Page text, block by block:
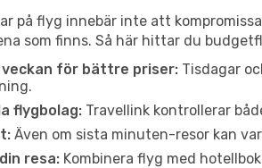
på flyg innebär inte att
som finns. Så här hittar du
veckan för bättre priser: Tisdagar
flygbolag: Travellink kontrollerar
Även om sista minuten-resor kan
resa: Kombinera flyg med